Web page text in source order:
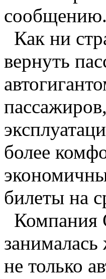
сообщению.
Как ни
вернуть
более
билеты на
Компания
не только